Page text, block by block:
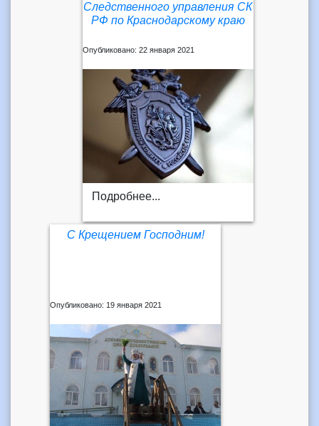
Следственного управления СК
РФ по Краснодарскому краю
Опубликовано: 22 января 2021
Подробнее...
С Крещением Господним!
Опубликовано: 19 января 2021